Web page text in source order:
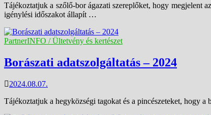
Tájékoztatjuk a szőlő-bor ágazati szereplőket, hogy megjelent
igénylési időszakot állapít …
PartnerINFO / Ültetvény és kertészet
Borászati adatszolgáltatás – 2024
2024.08.07.
Tájékoztatjuk a hegyközségi tagokat és a pincészeteket, hogy